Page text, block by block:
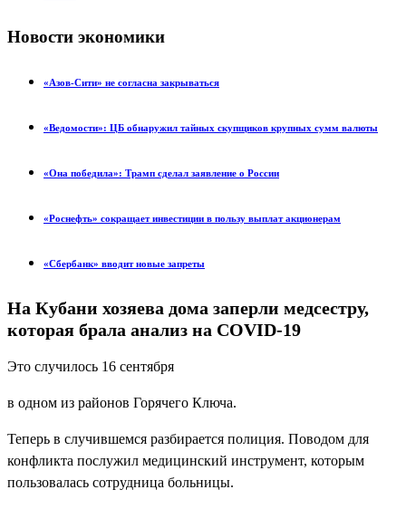
Новости экономики
«Азов-Сити» не согласна закрываться
«Ведомости»: ЦБ обнаружил тайных скупщиков крупных сумм валюты
«Она победила»: Трамп сделал заявление о России
«Роснефть» сокращает инвестиции в пользу выплат акционерам
«Сбербанк» вводит новые запреты
На Кубани хозяева дома заперли медсестру,
которая брала анализ на COVID-19
Это случилось 16 сентября
в одном из районов Горячего Ключа.
Теперь в случившемся разбирается полиция. Поводом для
конфликта послужил медицинский инструмент, которым
пользовалась сотрудница больницы.